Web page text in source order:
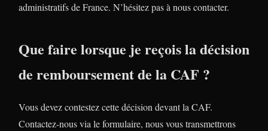
administratifs de France. N’hésitez pas à nous contacter.
Que faire lorsque je reçois la décision
de remboursement de la CAF ?
Vous devez contestez cette décision devant la CAF.
Contactez-nous via le formulaire, nous vous transmettrons